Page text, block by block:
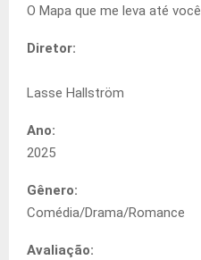
O Mapa que me leva até você
Diretor:
Lasse Hallström
Ano:
2025
Gênero:
Comédia/Drama/Romance
Avaliação: